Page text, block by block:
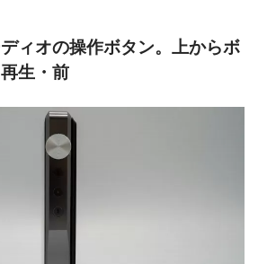
ィオの操作ボタン。上からボ
生・前